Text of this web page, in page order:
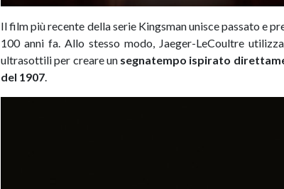
Il film più recente della serie Kingsman unisce passato e
100 anni fa. Allo stesso modo, Jaeger-LeCoultre
ultrasottili per creare un segnatempo ispirato
del 1907.